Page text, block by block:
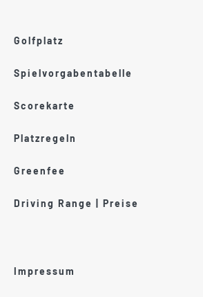
Golfplatz
Spielvorgabentabelle
Scorekarte
Platzregeln
Greenfee
Driving Range | Preise
Impressum